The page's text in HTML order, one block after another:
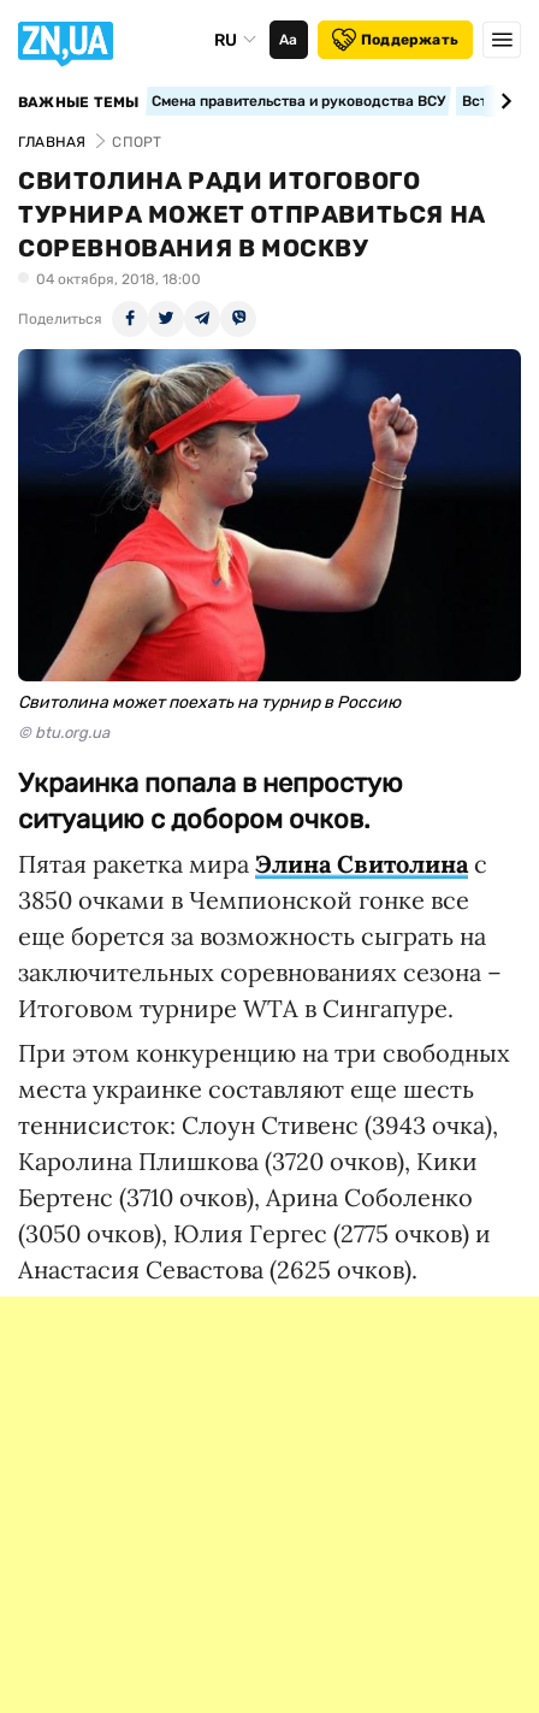
RU Аа Поддержать
ВАЖНЫЕ ТЕМЫ Смена правительства и руководства ВСУ
ГЛАВНАЯ СПОРТ
СВИТОЛИНА РАДИ ИТОГОВОГО
ТУРНИРА МОЖЕТ ОТПРАВИТЬСЯ НА
СОРЕВНОВАНИЯ В МОСКВУ
04 октября, 2018, 18:00
Поделиться
Свитолина может поехать на турнир в Россию
© btu.org.ua
Украинка попала в непростую
ситуацию с добором очков.
Пятая ракетка мира Элина Свитолинас
3850 очками в Чемпионской гонке все
еще борется за возможность сыграть на
заключительных соревнованиях сезона –
Итоговом турнире WTA в Сингапуре.
При этом конкуренцию на три свободных
места украинке составляют еще шесть
теннисисток: Слоун Стивенс (3943 очка),
Каролина Плишкова (3720 очков), Кики
Бертенс (3710 очков), Арина Соболенко
(3050 очков), Юлия Гергес (2775 очков) и
Анастасия Севастова (2625 очков).